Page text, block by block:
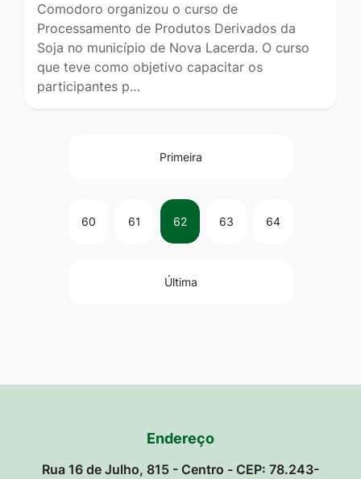
Comodoro organizou o curso de
Processamento de Produtos Derivados da
Soja no município de Nova Lacerda. O curso
que teve como objetivo capacitar os
participantes p…
Primeira
60 61 62 63 64
Última
Endereço
Rua 16 de Julho, 815 - Centro - CEP: 78.243-